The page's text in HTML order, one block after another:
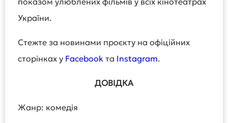
України.
Стежте за новинами проєкту на офіційних
сторінках у Facebook та Instagram.
ДОВІДКА
Жанр: комедія